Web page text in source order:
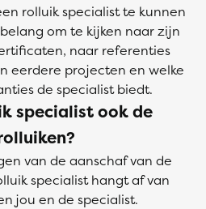
rolluik specialist te kunnen
om te kijken naar zijn
naar referenties
eerdere projecten en welke
de specialist biedt.
specialist ook de
van de aanschaf van de
specialist hangt af van
jou en de specialist.